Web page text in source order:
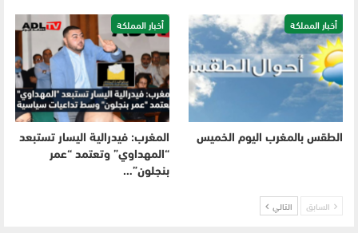
أخبار المملكة
الطقس بالمغرب اليوم الخميس
أخبار المملكة
المغرب: فيدرالية اليسار تستبعد
“المهداوي” وتعتمد “عمر
بنجلون”…
السابق التالي